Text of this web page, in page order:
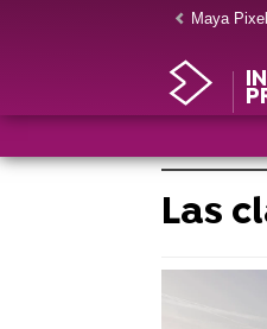
Maya
Las